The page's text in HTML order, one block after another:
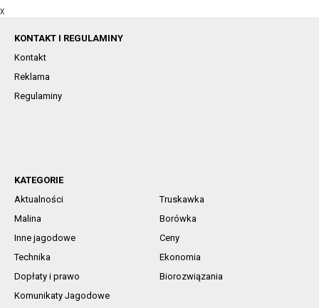
X
KONTAKT I REGULAMINY
Kontakt
Reklama
Regulaminy
KATEGORIE
Aktualności
Truskawka
Malina
Borówka
Inne jagodowe
Ceny
Technika
Ekonomia
Dopłaty i prawo
Biorozwiązania
Komunikaty Jagodowe